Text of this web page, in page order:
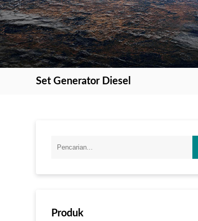
Set Generator Diesel
Produk